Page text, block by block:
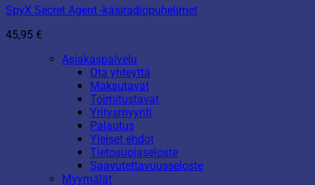
SpyX Secret Agent -käsiradiopuhelimet
45,95 €
Asiakaspalvelu
Ota yhteyttä
Maksutavat
Toimitustavat
Yritysmyynti
Palautus
Yleiset ehdot
Tietosuojaseloste
Saavutettavuusseloste
Myymälät